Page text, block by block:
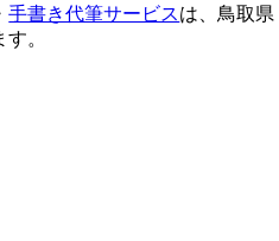
手書き代筆サービスは、鳥取県
。